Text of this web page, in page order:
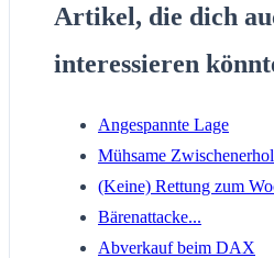
Artikel, die dich
interessieren
Angespannte Lage
Mühsame
(Keine) Rettung zum
Bärenattacke...
Abverkauf beim DAX